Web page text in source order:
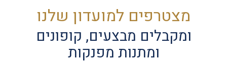
מצטרפים למועדון שלנו
ומקבלים מבצעים, קופונים
ומתנות מפנקות